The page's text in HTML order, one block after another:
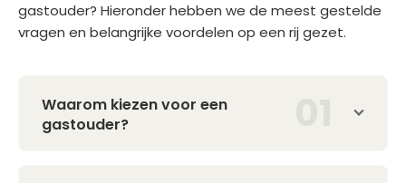
gastouder? Hieronder hebben we de meest gestelde
vragen en belangrijke voordelen op een rij gezet.
Waarom kiezen voor een
gastouder?